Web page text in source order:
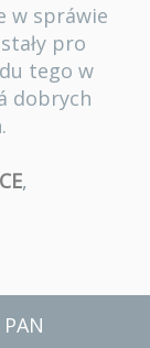
w spráwie
pro
tego w
dobrych
,